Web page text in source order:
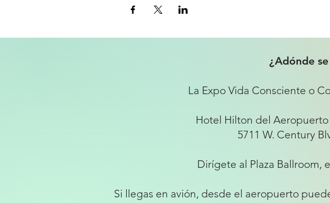
¿Adónde
La Expo Vida Consciente o
Hotel Hilton del
5711 W. Century
Dirígete al Plaza Ballroom,
Si llegas en avión, desde el aeropuerto